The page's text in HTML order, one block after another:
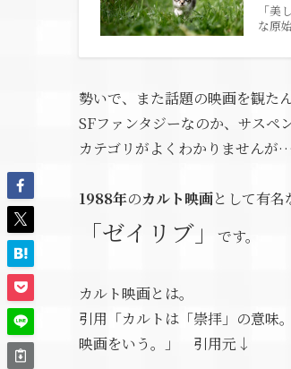
「
な原
勢いで、また話題の映画を観た
SFファンタジーなのか、サスペ
カテゴリがよくわかりませんが…
1988年のカルト映画として有名
「ゼイリブ」 です。
カルト映画とは。
引用「カルトは「崇拝」の意味
映画をいう。」 引用元↓